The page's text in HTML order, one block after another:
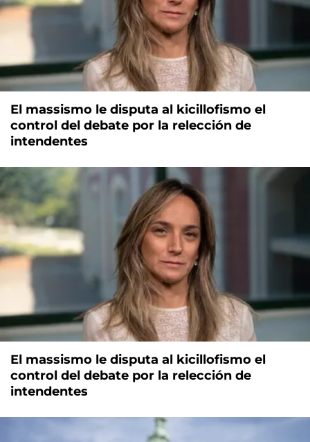
El massismo le disputa al kicillofismo el
control del debate por la relección de
intendentes
El massismo le disputa al kicillofismo el
control del debate por la relección de
intendentes